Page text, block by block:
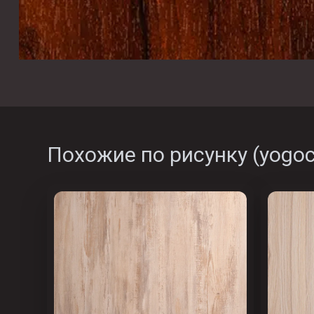
Похожие по рисунку (